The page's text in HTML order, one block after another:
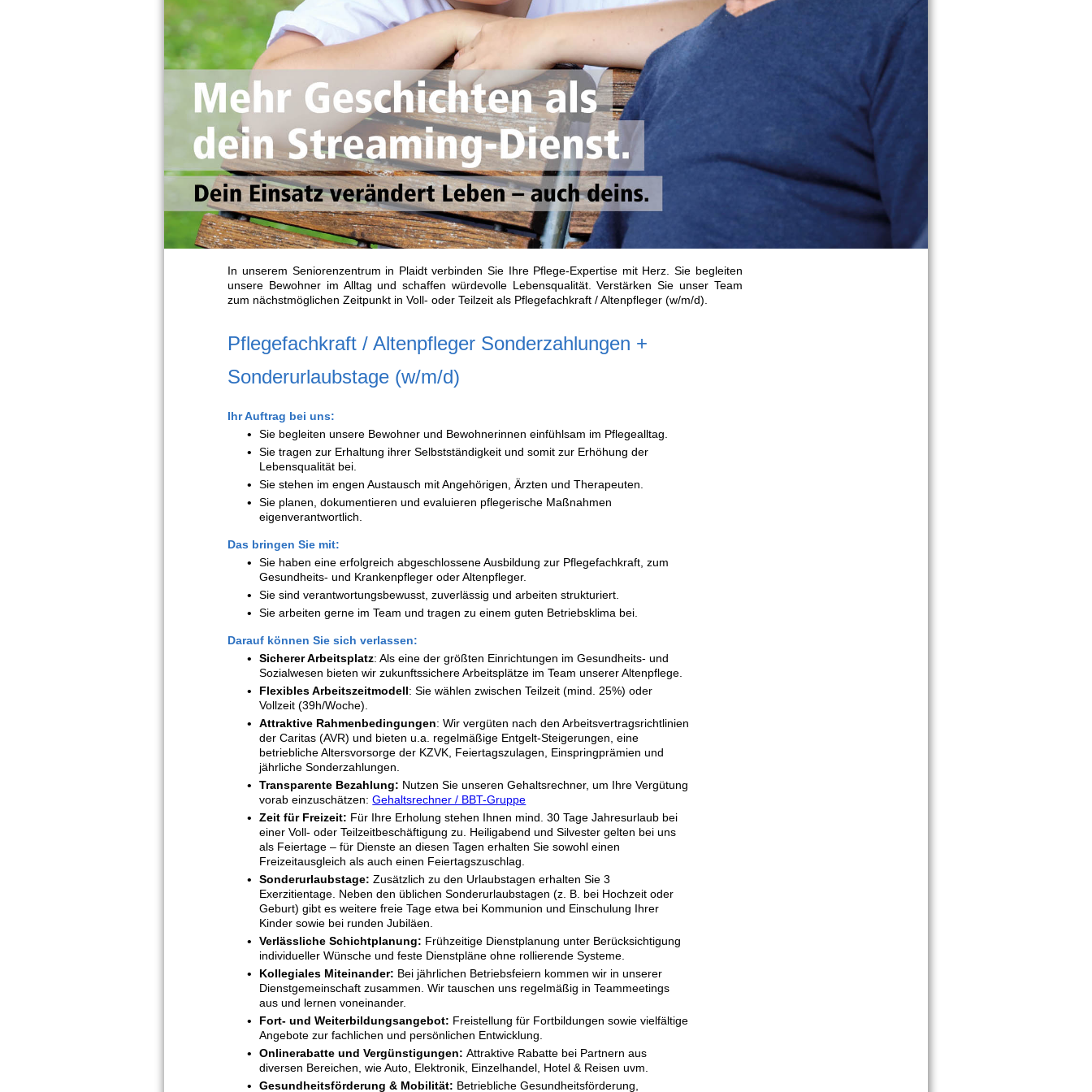
In unserem Seniorenzentrum in Plaidt verbinden Sie Ihre Pflege-Expertise mit Herz. Sie begleiten
unsere Bewohner im Alltag und schaffen würdevolle Lebensqualität. Verstärken Sie unser Team
zum nächstmöglichen Zeitpunkt in Voll- oder Teilzeit als Pflegefachkraft / Altenpfleger (w/m/d).
Pflegefachkraft / Altenpfleger Sonderzahlungen +
Sonderurlaubstage (w/m/d)
Ihr Auftrag bei uns:
Sie begleiten unsere Bewohner und Bewohnerinnen einfühlsam im Pflegealltag.
Sie tragen zur Erhaltung ihrer Selbstständigkeit und somit zur Erhöhung der
Lebensqualität bei.
Sie stehen im engen Austausch mit Angehörigen, Ärzten und Therapeuten.
Sie planen, dokumentieren und evaluieren pflegerische Maßnahmen
eigenverantwortlich.
Das bringen Sie mit:
Sie haben eine erfolgreich abgeschlossene Ausbildung zur Pflegefachkraft, zum
Gesundheits- und Krankenpfleger oder Altenpfleger.
Sie sind verantwortungsbewusst, zuverlässig und arbeiten strukturiert.
Sie arbeiten gerne im Team und tragen zu einem guten Betriebsklima bei.
Darauf können Sie sich verlassen:
Sicherer Arbeitsplatz: Als eine der größten Einrichtungen im Gesundheits- und
Sozialwesen bieten wir zukunftssichere Arbeitsplätze im Team unserer Altenpflege.
Flexibles Arbeitszeitmodell: Sie wählen zwischen Teilzeit (mind. 25%) oder
Vollzeit (39h/Woche).
Attraktive Rahmenbedingungen: Wir vergüten nach den Arbeitsvertragsrichtlinien
der Caritas (AVR) und bieten u.a. regelmäßige Entgelt-Steigerungen, eine
betriebliche Altersvorsorge der KZVK, Feiertagszulagen, Einspringprämien und
jährliche Sonderzahlungen.
Transparente Bezahlung: Nutzen Sie unseren Gehaltsrechner, um Ihre Vergütung
vorab einzuschätzen:Gehaltsrechner / BBT-Gruppe
Zeit für Freizeit: Für Ihre Erholung stehen Ihnen mind. 30 Tage Jahresurlaub bei
einer Voll- oder Teilzeitbeschäftigung zu. Heiligabend und Silvester gelten bei uns
als Feiertage – für Dienste an diesen Tagen erhalten Sie sowohl einen
Freizeitausgleich als auch einen Feiertagszuschlag.
Sonderurlaubstage: Zusätzlich zu den Urlaubstagen erhalten Sie 3
Exerzitientage. Neben den üblichen Sonderurlaubstagen (z. B. bei Hochzeit oder
Geburt) gibt es weitere freie Tage etwa bei Kommunion und Einschulung Ihrer
Kinder sowie bei runden Jubiläen.
Verlässliche Schichtplanung: Frühzeitige Dienstplanung unter Berücksichtigung
individueller Wünsche und feste Dienstpläne ohne rollierende Systeme.
Kollegiales Miteinander: Bei jährlichen Betriebsfeiern kommen wir in unserer
Dienstgemeinschaft zusammen. Wir tauschen uns regelmäßig in Teammeetings
aus und lernen voneinander.
Fort- und Weiterbildungsangebot: Freistellung für Fortbildungen sowie vielfältige
Angebote zur fachlichen und persönlichen Entwicklung.
Onlinerabatte und Vergünstigungen: Attraktive Rabatte bei Partnern aus
diversen Bereichen, wie Auto, Elektronik, Einzelhandel, Hotel & Reisen uvm.
Gesundheitsförderung & Mobilität: Betriebliche Gesundheitsförderung,